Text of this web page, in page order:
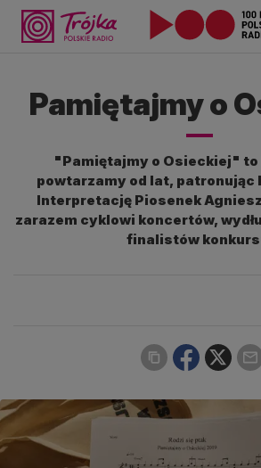
Pamiętajmy o
"Pamiętajmy o Osieckiej" to
powtarzamy od lat, patronując
Interpretację Piosenek
zarazem cyklowi koncertów,
finalistów